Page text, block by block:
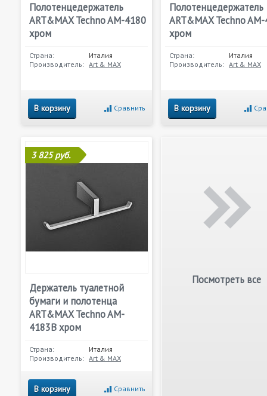
Полотенцедержатель
ART&MAX Techno AM-4180
хром
Страна:
Италия
Производитель: Art & MAX
В корзину Сравнить
Полотенцедержатель
ART&MAX Techno
хром
Страна:
Италия
Производитель: Art & MAX
В корзину
3 825 руб.
Держатель туалетной
бумаги и полотенца
ART&MAX Techno AM-
4183B хром
Страна:
Италия
Производитель: Art & MAX
В корзину Сравнить
Посмотреть все